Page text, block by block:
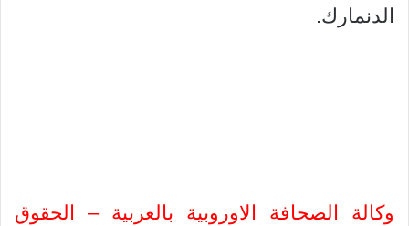
الدنمارك.
وكالة الصحافة الاوروبية بالعربية – الحقوق